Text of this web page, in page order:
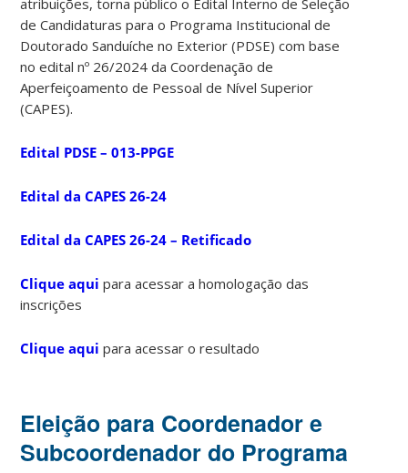
atribuições, torna público o Edital Interno de Seleção
de Candidaturas para o Programa Institucional de
Doutorado Sanduíche no Exterior (PDSE) com base
no edital nº 26/2024 da Coordenação de
Aperfeiçoamento de Pessoal de Nível Superior
(CAPES).
Edital PDSE – 013-PPGE
Edital da CAPES 26-24
Edital da CAPES 26-24 – Retificado
Clique aqui para acessar a homologação das
inscrições
Clique aqui para acessar o resultado
Eleição para Coordenador e
Subcoordenador do Programa